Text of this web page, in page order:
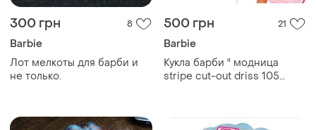
300 грн 8
Barbie
Лот мелкоты для барби и
не только.
500 грн 21
Barbie
Кукла барби " модница
stripe cut-out driss 105